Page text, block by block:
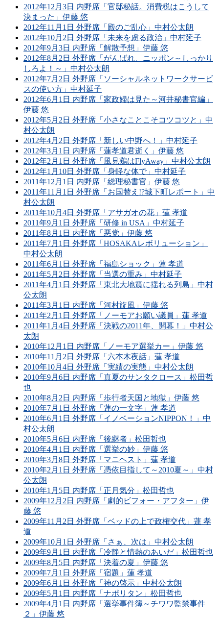
2012年12月3日 内野席「官邸秘話。消費税はこうして
決まった」伊藤 悠
2012年11月1日 外野席「殿のご乱心」中村公太朗
2012年10月2日 外野席「未来を慮る政治」中村延子
2012年9月3日 内野席「解散予想」伊藤 悠
2012年8月2日 外野席「がんばれ、ニッポン～しっかり
しろよ！～」中村公太朗
2012年7月2日 外野席「ソーシャルネットワークサービ
スの使い方」中村延子
2012年6月1日 内野席「家政婦は見た～河井秘書官編」
伊藤 悠
2012年5月2日 外野席「小さなことこそコツコツと」中
村公太朗
2012年4月2日 外野席「新しい中野へ！」中村延子
2012年3月1日 内野席「蓮孝道君逝く」伊藤 悠
2012年2月1日 外野席「風見鶏はFlyAway」中村公太朗
2012年1月10日 外野席「身軽な体で」中村延子
2011年12月1日 内野席「総理秘書官」伊藤 悠
2011年11月1日 外野席「お国替え!?城下町レポート」中
村公太朗
2011年10月4日 外野席「アサガオの花」蓮 孝道
2011年9月1日 外野席「研修 in USA」中村延子
2011年8月1日 内野席「悪党」伊藤 悠
2011年7月1日 外野席「HOSAKAレボリューション」
中村公太朗
2011年6月1日 外野席「福島ショック」蓮 孝道
2011年5月2日 外野席「当選の重み」中村延子
2011年4月1日 外野席「東北大地震に揺れる列島」中村
公太朗
2011年3月1日 内野席「河村旋風」伊藤 悠
2011年2月1日 外野席「ノーモアお願い議員」蓮 孝道
2011年1月4日 外野席「決戦の2011年、開幕！」中村公
太朗
2010年12月1日 内野席「ノーモア選挙カー」伊藤 悠
2010年11月2日 外野席「六本木夜話」蓮 孝道
2010年10月4日 外野席「実績の実態」中村公太朗
2010年9月6日 内野席「真夏のサンタクロース」松田哲
也
2010年8月2日 内野席「歩行者天国と地獄」伊藤 悠
2010年7月1日 外野席「蓮の一文字」蓮 孝道
2010年6月1日 外野席「イノベーションNIPPON！」中
村公太朗
2010年5月6日 内野席「後継者」松田哲也
2010年4月1日 内野席「選挙の妙」伊藤 悠
2010年3月8日 外野席「マニヘスト」蓮 孝道
2010年2月1日 外野席「憑依目指して～2010夏～」中村
公太朗
2010年1月5日 内野席「正月気分」松田哲也
2009年12月2日 内野席「劇的ビフォー・アフター」伊
藤 悠
2009年11月2日 外野席「ベッドの上で政権交代」蓮 孝
道
2009年10月1日 外野席「さぁ、次は」中村公太朗
2009年9月1日 内野席「冷静と情熱のあいだ」松田哲也
2009年8月5日 内野席「決着の夏」伊藤 悠
2009年7月1日 外野席「宿題」蓮 孝道
2009年6月1日 外野席「神の啓示」中村公太朗
2009年5月1日 内野席「ナポリタン」松田哲也
2009年4月1日 内野席「選挙事件簿～チワワ監禁事件
２」伊藤 悠